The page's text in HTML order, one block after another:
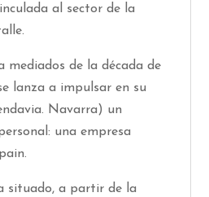
al sector de la
mediados de la década de
lanza a impulsar en su
Navarra) un
una empresa
situado, a partir de la